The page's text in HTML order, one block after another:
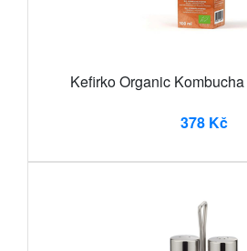
Kefirko Organic
378 Kč